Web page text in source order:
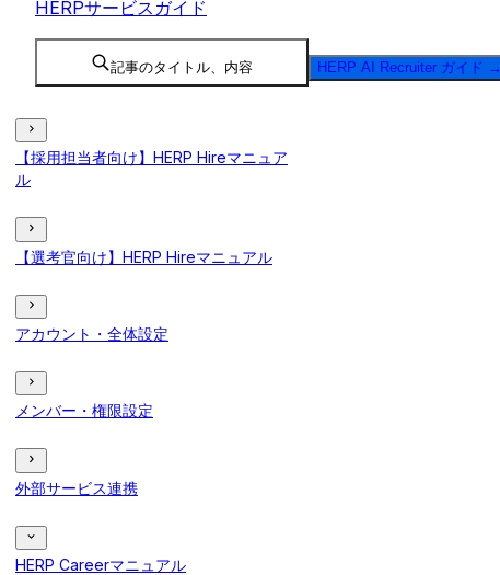
HERPサービスガイド
記事のタイトル、内容 HERP AI Recruiter ガイド →
【採用担当者向け】HERP Hireマニュア
ル
【選考官向け】HERP Hireマニュアル
アカウント・全体設定
メンバー・権限設定
外部サービス連携
HERP Careerマニュアル